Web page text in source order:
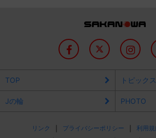
TOP トピック
Jの輪 PHOTO
リンク プライバシーポリシー 利用規